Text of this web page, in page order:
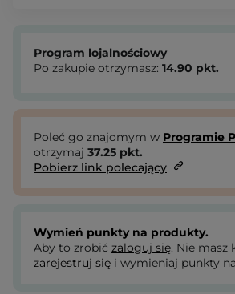
Program lojalnościowy
Po zakupie otrzymasz: 14.90 pkt.
Poleć go znajomym w Programie
otrzymaj 37.25 pkt.
Pobierz link polecający
Wymień punkty na produkty.
Aby to zrobić zaloguj się. Nie masz
zarejestruj się i wymieniaj punkty